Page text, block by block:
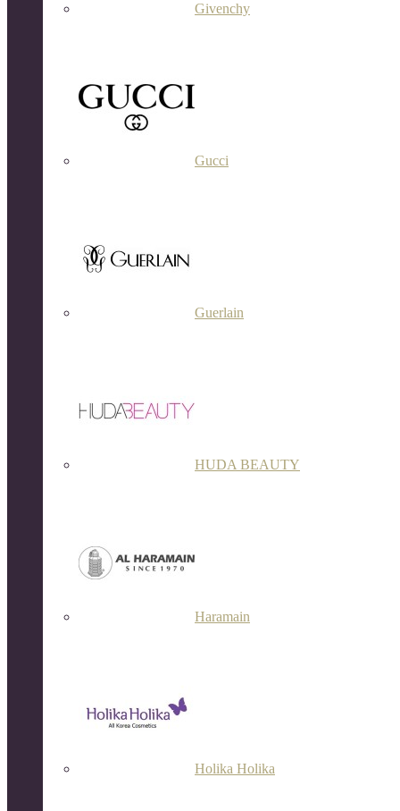
Givenchy
Gucci
Guerlain
HUDA BEAUTY
Haramain
Holika Holika